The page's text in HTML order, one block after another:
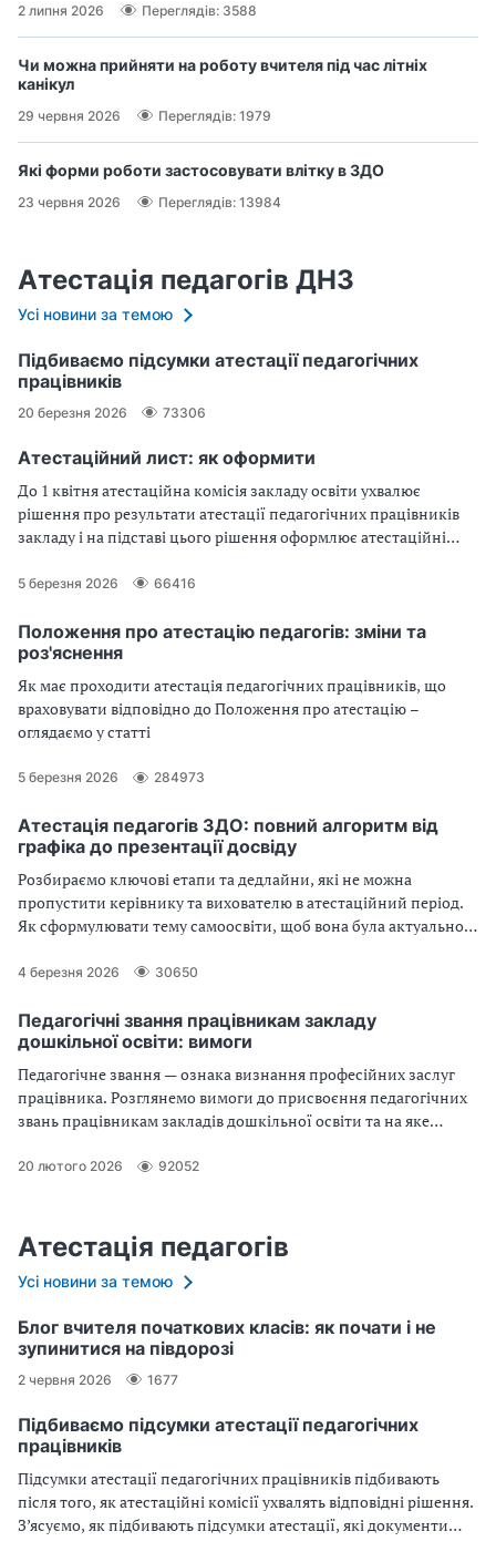
2 липня 2026 Переглядів: 3588
Чи можна прийняти на роботу вчителя під час літніх
канікул
29 червня 2026 Переглядів: 1979
Які форми роботи застосовувати влітку в ЗДО
23 червня 2026 Переглядів: 13984
Атестація педагогів ДНЗ
Усі новини за темою
Підбиваємо підсумки атестації педагогічних
працівників
20 березня 2026 73306
Атестаційний лист: як оформити
До 1 квітня атестаційна комісія закладу освіти ухвалює
рішення про результати атестації педагогічних працівників
закладу і на підставі цього рішення оформлює атестаційні
5 березня 2026 66416
Положення про атестацію педагогів: зміни та
роз'яснення
Як має проходити атестація педагогічних працівників, що
враховувати відповідно до Положення про атестацію –
оглядаємо у статті
5 березня 2026 284973
Атестація педагогів ЗДО: повний алгоритм від
графіка до презентації досвіду
Розбираємо ключові етапи та дедлайни, які не можна
пропустити керівнику та вихователю в атестаційний період.
Як сформулювати тему самоосвіти, щоб вона була актуальною
наповнення портфоліо - про все у цій статті
4 березня 2026 30650
Педагогічні звання працівникам закладу
дошкільної освіти: вимоги
Педагогічне звання — ознака визнання професійних заслуг
працівника. Розглянемо вимоги до присвоєння педагогічних
звань працівникам закладів дошкільної освіти та на яке
присвоєння їм того чи того педагогічного звання
20 лютого 2026 92052
Атестація педагогів
Усі новини за темою
Блог вчителя початкових класів: як почати і не
зупинитися на півдорозі
2 червня 2026 1677
Підбиваємо підсумки атестації педагогічних
працівників
Підсумки атестації педагогічних працівників підбивають
після того, як атестаційні комісії ухвалять відповідні рішення.
З’ясуємо, як підбивають підсумки атестації, які документи